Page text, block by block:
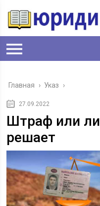
Главная › Указ ›
27.09.2022
Штраф или
решает